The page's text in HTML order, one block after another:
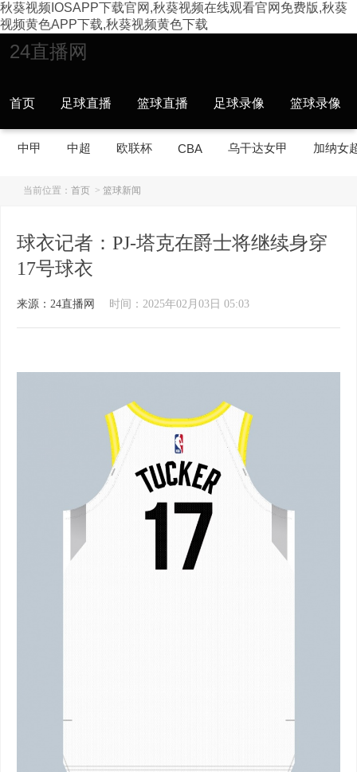
秋葵视频IOSAPP下载官网,秋葵视频在线观看官网免费版,秋葵
视频黄色APP下载,秋葵视频黄色下载
24直播网
首页 足球直播 篮球直播 足球录像 篮球录像
中甲 中超 欧联杯 CBA 乌干达女甲 加纳女
当前位置： 首页 > 篮球新闻
球衣记者：PJ-塔克在爵士将继续身穿
17号球衣
来源：24直播网 时间：2025年02月03日 05:03